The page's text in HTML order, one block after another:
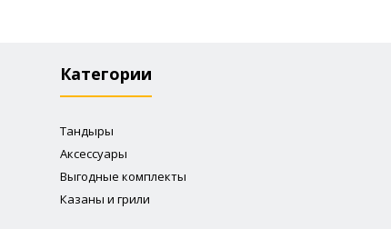
Категории
Тандыры
Аксессуары
Выгодные комплекты
Казаны и грили